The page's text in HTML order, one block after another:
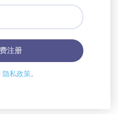
隐私政策。